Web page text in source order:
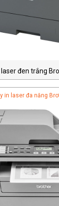
laser đen trắng
in laser đa năng